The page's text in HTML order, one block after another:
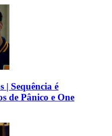
| Sequência é
de Pânico e One